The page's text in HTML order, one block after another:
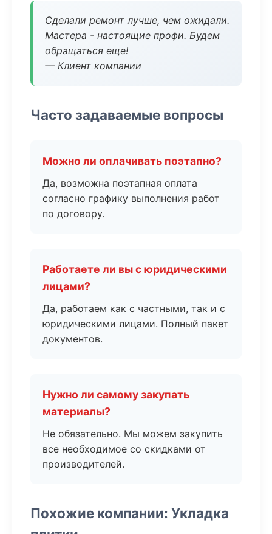
Сделали ремонт лучше, чем ожидали.
Мастера - настоящие профи. Будем
обращаться еще!
— Клиент компании
Часто задаваемые вопросы
Можно ли оплачивать поэтапно?
Да, возможна поэтапная оплата
согласно графику выполнения работ
по договору.
Работаете ли вы с юридическими
лицами?
Да, работаем как с частными, так и с
юридическими лицами. Полный пакет
документов.
Нужно ли самому закупать
материалы?
Не обязательно. Мы можем закупить
все необходимое со скидками от
производителей.
Похожие компании: Укладка